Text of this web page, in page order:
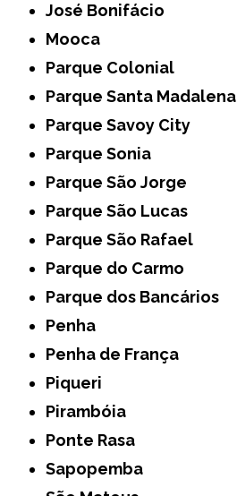
José Bonifácio
Mooca
Parque Colonial
Parque Santa Madalena
Parque Savoy City
Parque Sonia
Parque São Jorge
Parque São Lucas
Parque São Rafael
Parque do Carmo
Parque dos Bancários
Penha
Penha de França
Piqueri
Pirambóia
Ponte Rasa
Sapopemba